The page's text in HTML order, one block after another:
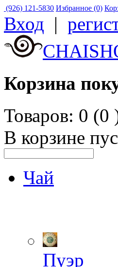
(926) 121-5830 Избранное (0)
Вход |
Корзина
Товаров: 0 (0
В корзине
Чай
Пуэр